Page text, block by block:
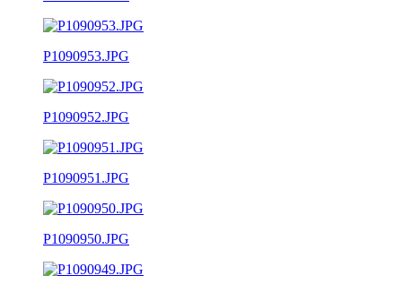
P1090953.JPG
P1090952.JPG
P1090951.JPG
P1090950.JPG